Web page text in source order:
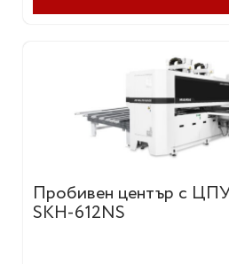
Обща инст.мощност:
Пробивен център с
SKH-612NS